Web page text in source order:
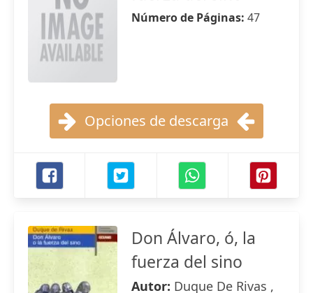
Número de Páginas: 47
Opciones de descarga
Don Álvaro, ó, la
fuerza del sino
Autor: Duque De Rivas ,